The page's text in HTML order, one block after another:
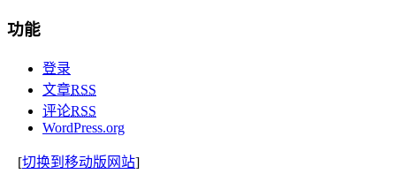
功能
登录
文章RSS
评论RSS
WordPress.org
[切换到移动版网站]